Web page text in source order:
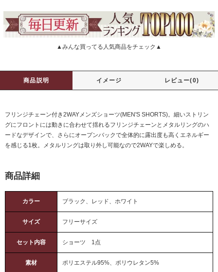
▲みんな買ってる人気商品をチェック▲
商品説明 イメージ レビュー(0)
フリンジチェーン付き2WAYメンズショーツ(MEN'S SHORTS)。細いストリン
グにフロントには動きに合わせて揺れるフリンジチェーンとメタルリングのハ
ードなデザインで、さらにオープンバックで全体的に露出度も高くエネルギー
を感じる1枚。メタルリングは取り外し可能なので2WAYで楽しめる。
商品詳細
カラー ブラック、レッド、ホワイト
サイズ フリーサイズ
セット内容 ショーツ 1点
素材 ポリエステル95%、ポリウレタン5%